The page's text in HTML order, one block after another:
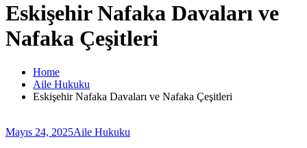
Eskişehir Nafaka Davaları ve
Nafaka Çeşitleri
Home
Aile Hukuku
Eskişehir Nafaka Davaları ve Nafaka Çeşitleri
Mayıs 24, 2025Aile Hukuku